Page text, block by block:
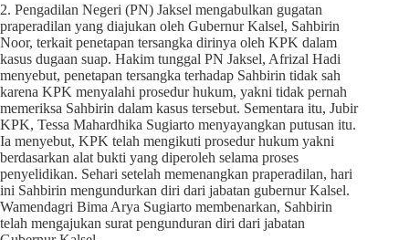
2. Pengadilan Negeri (PN) Jaksel mengabulkan gugatan
praperadilan yang diajukan oleh Gubernur Kalsel, Sahbirin
Noor, terkait penetapan tersangka dirinya oleh KPK dalam
kasus dugaan suap. Hakim tunggal PN Jaksel, Afrizal Hadi
menyebut, penetapan tersangka terhadap Sahbirin tidak sah
karena KPK menyalahi prosedur hukum, yakni tidak pernah
memeriksa Sahbirin dalam kasus tersebut. Sementara itu, Jubir
KPK, Tessa Mahardhika Sugiarto menyayangkan putusan itu.
Ia menyebut, KPK telah mengikuti prosedur hukum yakni
berdasarkan alat bukti yang diperoleh selama proses
penyelidikan. Sehari setelah memenangkan praperadilan, hari
ini Sahbirin mengundurkan diri dari jabatan gubernur Kalsel.
Wamendagri Bima Arya Sugiarto membenarkan, Sahbirin
telah mengajukan surat pengunduran diri dari jabatan